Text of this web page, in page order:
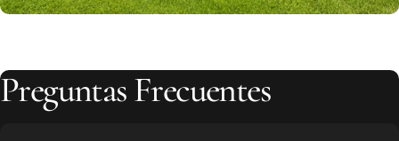
PreguntasFrecuentes